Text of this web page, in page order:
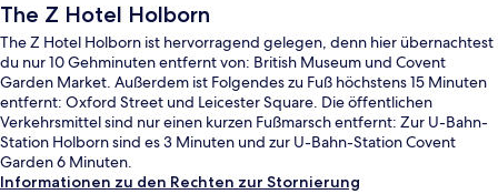
The Z Hotel Holborn
The Z Hotel Holborn ist hervorragend gelegen, denn hier übernachtest
du nur 10 Gehminuten entfernt von: British Museum und Covent
Garden Market. Außerdem ist Folgendes zu Fuß höchstens 15 Minuten
entfernt: Oxford Street und Leicester Square. Die öffentlichen
Verkehrsmittel sind nur einen kurzen Fußmarsch entfernt: Zur U-Bahn-
Station Holborn sind es 3 Minuten und zur U-Bahn-Station Covent
Garden 6 Minuten.
Informationen zu den Rechten zur Stornierung